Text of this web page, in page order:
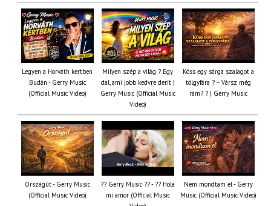
Legyen a Horváth kertben
Budán - Gerry Music
(Official Music Video)
Milyen szép a világ ? Egy
dal, ami jobb kedvre derít |
Gerry Music (Official Music
Video)
Köss egy sárga szalagot a
tölgyfára ?️ – Vársz még
rám? ? | Gerry Music
Országút - Gerry Music
(Official Music Video)
?? Gerry Music ?? - ?? Hola
mi amor (Official Music
Nem mondtam el - Gerry
Music (Official Music Video)